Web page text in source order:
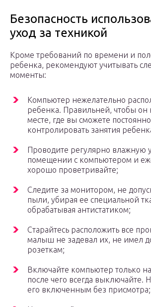
Безопасность
уход за техникой
Кроме требований по времени и
ребенка, рекомендуют учитывать
моменты:
Компьютер нежелательно
ребенка. Правильней, чтобы он
месте, где вы сможете постоянно
контролировать занятия
Проводите регулярно влажную
помещении с компьютером и
хорошо проветривайте;
Следите за монитором, не
пыли, убирая ее специальной
обрабатывая антистатиком;
Старайтесь расположить все
малыш не задевал их, не имел
розеткам;
Включайте компьютер только
после чего всегда выключайте.
его включенным без присмотра;